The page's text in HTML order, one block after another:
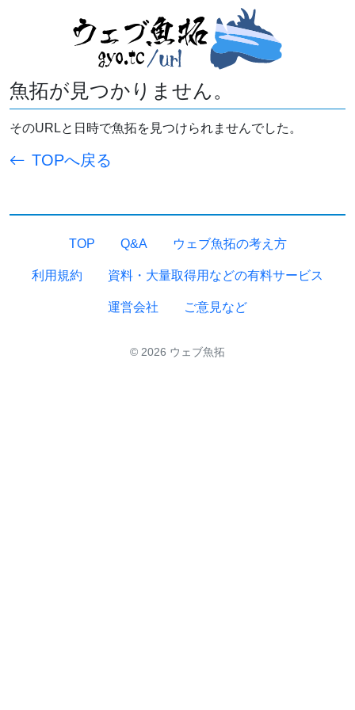
魚拓が見つかりません。
そのURLと日時で魚拓を見つけられませんでした。
TOPへ戻る
TOP Q&A ウェブ魚拓の考え方
利用規約 資料・大量取得用などの有料サービス
運営会社 ご意見など
© 2026 ウェブ魚拓